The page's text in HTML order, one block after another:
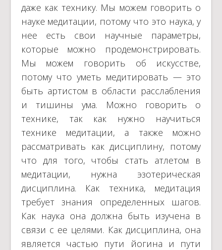
даже как технику. Мы можем говорить о
науке медитации, потому что это наука, у
нее есть свои научные параметры,
которые можно продемонстрировать.
Мы можем говорить об искусстве,
потому что уметь медитировать — это
быть артистом в области расслабления
и тишины ума. Можно говорить о
технике, так как нужно научиться
технике медитации, а также можно
рассматривать как дисциплину, потому
что для того, чтобы стать атлетом в
медитации, нужна эзотерическая
дисциплина. Как техника, медитация
требует знания определенных шагов.
Как наука она должна быть изучена в
связи с ее целями. Как дисциплина, она
является частью пути йогина и пути